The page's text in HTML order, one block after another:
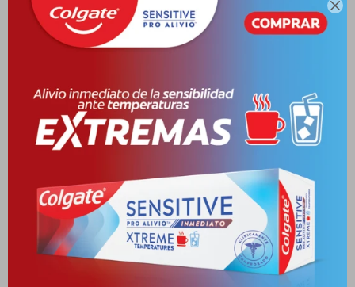

NUTRITIVA COOKIES ALM KETO
CHOCOLATE 200
10031859-10031859